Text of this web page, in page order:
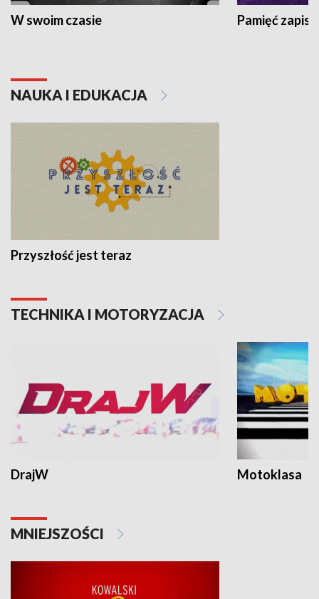
W swoim czasie Pamięć
NAUKA I EDUKACJA
Przyszłość jest teraz
TECHNIKA I MOTORYZACJA
DrajW Motoklasa
MNIEJSZOŚCI